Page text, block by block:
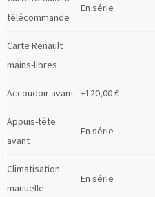
télécommande
En série
Carte Renault
mains-libres
—
Accoudoir avant +120,00 €
Appuis-tête
avant
En série
Climatisation
manuelle
En série